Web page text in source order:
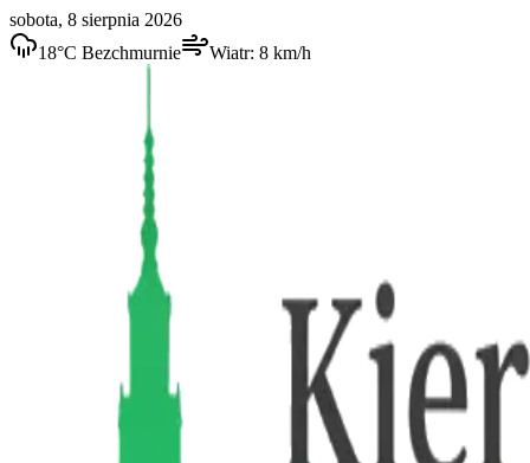
sobota, 8 sierpnia 2026
18°C Bezchmurnie Wiatr: 8 km/h